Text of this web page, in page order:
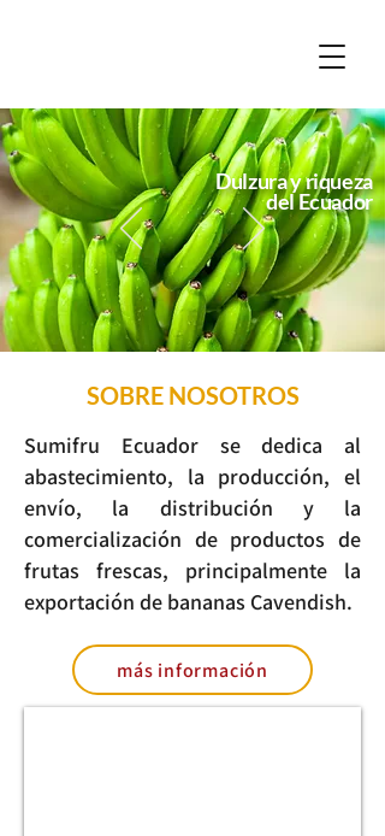
Dulzura yriqueza
delEcuador
SOBRE NOSOTROS
Sumifru Ecuador se dedica al
abastecimiento, la producción, el
envío, la distribución y la
comercialización de productos de
frutas frescas, principalmente la
exportación de bananas Cavendish.
más información